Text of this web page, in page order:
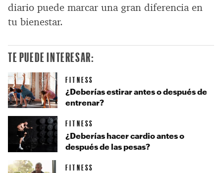
diario puede marcar una gran diferencia en
tu bienestar.
TE PUEDE INTERESAR:
FITNESS
¿Deberías estirar antes o después de
entrenar?
FITNESS
¿Deberías hacer cardio antes o
después de las pesas?
FITNESS